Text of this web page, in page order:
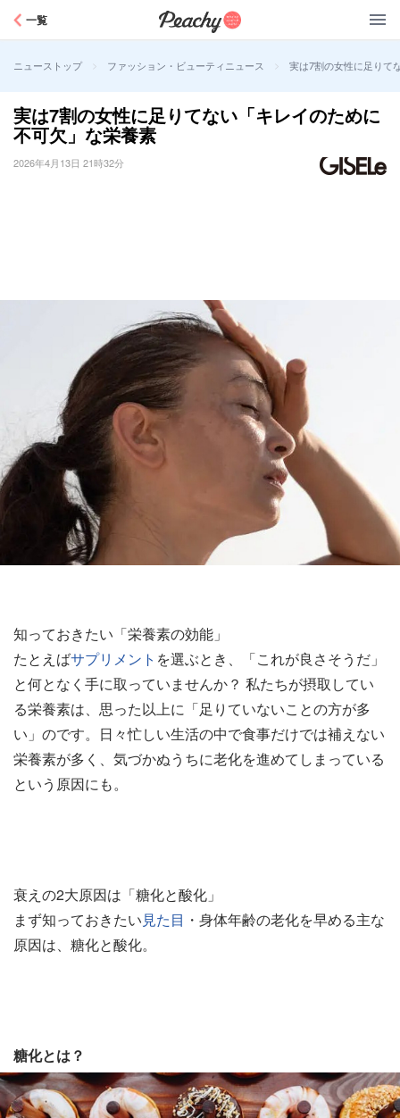
一覧
ニューストップ > ファッション・ビューティニュース > 実は7割の女性に足りて
実は7割の女性に足りてない「キレイのために
不可欠」な栄養素
2026年4月13日 21時32分
知っておきたい「栄養素の効能」
たとえばサプリメント を選ぶとき、「これが良さそうだ」
と何となく手に取っていませんか？ 私たちが摂取してい
る栄養素は、思った以上に「足りていないことの方が多
い」のです。日々忙しい生活の中で食事だけでは補えない
栄養素が多く、気づかぬうちに老化を進めてしまっている
という原因にも。
衰えの2大原因は「糖化と酸化」
まず知っておきたい見た目 ・身体年齢の老化を早める主な
原因は、糖化と酸化。
糖化とは？